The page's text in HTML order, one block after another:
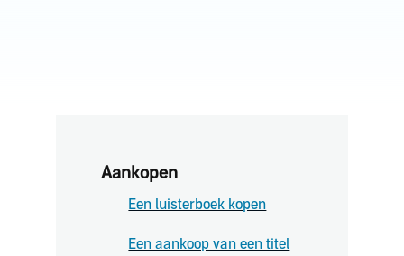
Aankopen
Een luisterboek kopen
Een aankoop van een titel